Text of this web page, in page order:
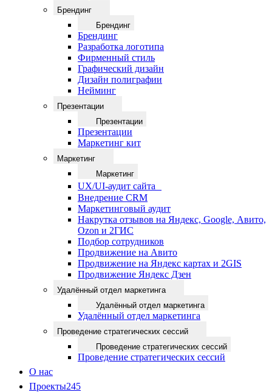
Брендинг
Брендинг
Брендинг
Разработка логотипа
Фирменный стиль
Графический дизайн
Дизайн полиграфии
Нейминг
Презентации
Презентации
Презентации
Маркетинг кит
Маркетинг
Маркетинг
UX/UI-аудит сайта
Внедрение CRM
Маркетинговый аудит
Накрутка отзывов на Яндекс, Google, Авито,
Ozon и 2ГИС
Подбор сотрудников
Продвижение на Авито
Продвижение на Яндекс картах и 2GIS
Продвижение Яндекс Дзен
Удалённый отдел маркетинга
Удалённый отдел маркетинга
Удалённый отдел маркетинга
Проведение стратегических сессий
Проведение стратегических сессий
Проведение стратегических сессий
О нас
Проекты245